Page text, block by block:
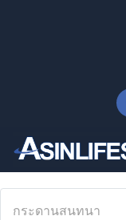
กระดานสนทนา